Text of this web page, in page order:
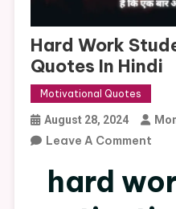
Hard Work
Quotes In Hindi
Motivational Quotes
August 28, 2024
Leave A CommentOn
hard